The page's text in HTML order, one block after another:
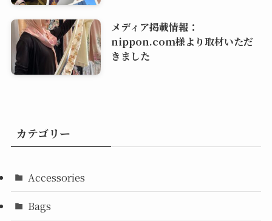
メディア掲載情報：
nippon.com様より取材いただ
きました
カテゴリー
Accessories
Bags